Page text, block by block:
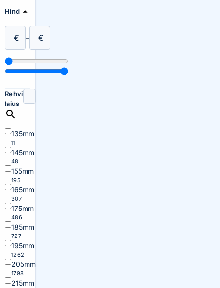
Hind
€ – €
Rehvi
laius
135mm
11
145mm
48
155mm
195
165mm
307
175mm
486
185mm
727
195mm
1262
205mm
1798
215mm